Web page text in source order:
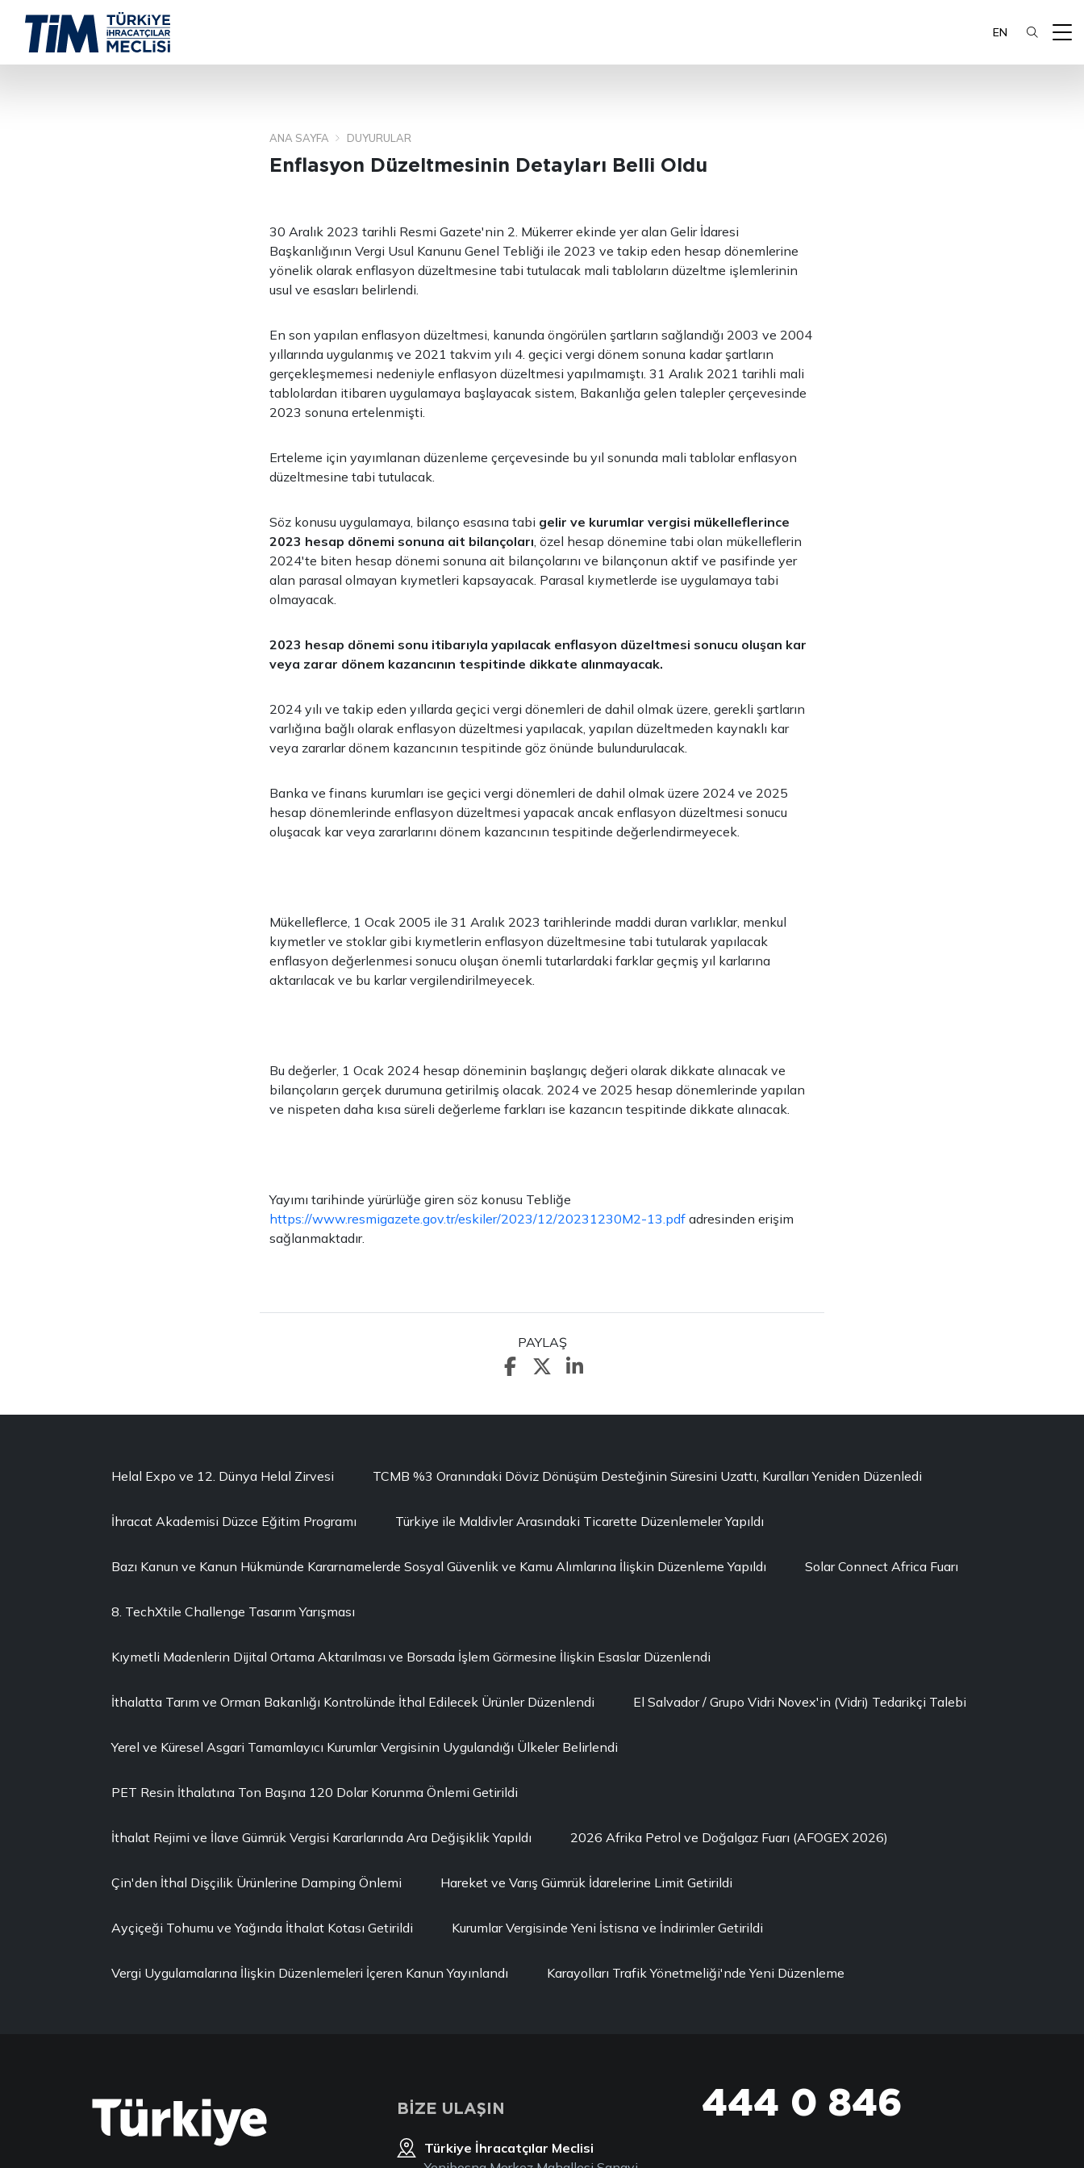
EN
ANA SAYFA DUYURULAR
Enflasyon Düzeltmesinin Detayları Belli Oldu
30 Aralık 2023 tarihli Resmi Gazete'nin 2. Mükerrer ekinde yer alan Gelir İdaresi
Başkanlığının Vergi Usul Kanunu Genel Tebliği ile 2023 ve takip eden hesap dönemlerine
yönelik olarak enflasyon düzeltmesine tabi tutulacak mali tabloların düzeltme işlemlerinin
usul ve esasları belirlendi.
En son yapılan enflasyon düzeltmesi, kanunda öngörülen şartların sağlandığı 2003 ve 2004
yıllarında uygulanmış ve 2021 takvim yılı 4. geçici vergi dönem sonuna kadar şartların
gerçekleşmemesi nedeniyle enflasyon düzeltmesi yapılmamıştı. 31 Aralık 2021 tarihli mali
tablolardan itibaren uygulamaya başlayacak sistem, Bakanlığa gelen talepler çerçevesinde
2023 sonuna ertelenmişti.
Erteleme için yayımlanan düzenleme çerçevesinde bu yıl sonunda mali tablolar enflasyon
düzeltmesine tabi tutulacak.
Söz konusu uygulamaya, bilanço esasına tabi gelir ve kurumlar vergisi mükelleflerince
2023 hesap dönemi sonuna ait bilançoları, özel hesap dönemine tabi olan mükelleflerin
2024'te biten hesap dönemi sonuna ait bilançolarını ve bilançonun aktif ve pasifinde yer
alan parasal olmayan kıymetleri kapsayacak. Parasal kıymetlerde ise uygulamaya tabi
olmayacak.
2023 hesap dönemi sonu itibarıyla yapılacak enflasyon düzeltmesi sonucu oluşan kar
veya zarar dönem kazancının tespitinde dikkate alınmayacak.
2024 yılı ve takip eden yıllarda geçici vergi dönemleri de dahil olmak üzere, gerekli şartların
varlığına bağlı olarak enflasyon düzeltmesi yapılacak, yapılan düzeltmeden kaynaklı kar
veya zararlar dönem kazancının tespitinde göz önünde bulundurulacak.
Banka ve finans kurumları ise geçici vergi dönemleri de dahil olmak üzere 2024 ve 2025
hesap dönemlerinde enflasyon düzeltmesi yapacak ancak enflasyon düzeltmesi sonucu
oluşacak kar veya zararlarını dönem kazancının tespitinde değerlendirmeyecek.
Mükelleflerce, 1 Ocak 2005 ile 31 Aralık 2023 tarihlerinde maddi duran varlıklar, menkul
kıymetler ve stoklar gibi kıymetlerin enflasyon düzeltmesine tabi tutularak yapılacak
enflasyon değerlenmesi sonucu oluşan önemli tutarlardaki farklar geçmiş yıl karlarına
aktarılacak ve bu karlar vergilendirilmeyecek.
Bu değerler, 1 Ocak 2024 hesap döneminin başlangıç değeri olarak dikkate alınacak ve
bilançoların gerçek durumuna getirilmiş olacak. 2024 ve 2025 hesap dönemlerinde yapılan
ve nispeten daha kısa süreli değerleme farkları ise kazancın tespitinde dikkate alınacak.
Yayımı tarihinde yürürlüğe giren söz konusu Tebliğe
https://www.resmigazete.gov.tr/eskiler/2023/12/20231230M2-13.pdf adresinden erişim
sağlanmaktadır.
PAYLAŞ
Helal Expo ve 12. Dünya Helal Zirvesi TCMB %3 Oranındaki Döviz Dönüşüm Desteğinin Süresini Uzattı, Kuralları Yeniden Düzenledi
İhracat Akademisi Düzce Eğitim Programı Türkiye ile Maldivler Arasındaki Ticarette Düzenlemeler Yapıldı
Bazı Kanun ve Kanun Hükmünde Kararnamelerde Sosyal Güvenlik ve Kamu Alımlarına İlişkin Düzenleme Yapıldı Solar Connect Africa Fuarı
8. TechXtile Challenge Tasarım Yarışması
Kıymetli Madenlerin Dijital Ortama Aktarılması ve Borsada İşlem Görmesine İlişkin Esaslar Düzenlendi
İthalatta Tarım ve Orman Bakanlığı Kontrolünde İthal Edilecek Ürünler Düzenlendi El Salvador / Grupo Vidri Novex'in (Vidri) Tedarikçi Talebi
Yerel ve Küresel Asgari Tamamlayıcı Kurumlar Vergisinin Uygulandığı Ülkeler Belirlendi
PET Resin İthalatına Ton Başına 120 Dolar Korunma Önlemi Getirildi
İthalat Rejimi ve İlave Gümrük Vergisi Kararlarında Ara Değişiklik Yapıldı 2026 Afrika Petrol ve Doğalgaz Fuarı (AFOGEX 2026)
Çin'den İthal Dişçilik Ürünlerine Damping Önlemi Hareket ve Varış Gümrük İdarelerine Limit Getirildi
Ayçiçeği Tohumu ve Yağında İthalat Kotası Getirildi Kurumlar Vergisinde Yeni İstisna ve İndirimler Getirildi
Vergi Uygulamalarına İlişkin Düzenlemeleri İçeren Kanun Yayınlandı Karayolları Trafik Yönetmeliği'nde Yeni Düzenleme
BİZE ULAŞIN
Türkiye İhracatçılar Meclisi
444 0 846